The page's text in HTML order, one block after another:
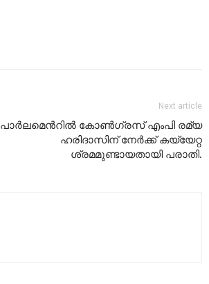
Next article
പാര്‍ലമെന്‍റിൽ കോൺഗ്രസ് എംപി രമ്യ
ഹരിദാസിന് നേര്‍ക്ക് കയ്യേറ്റ
ശ്രമമുണ്ടായതായി പരാതി.